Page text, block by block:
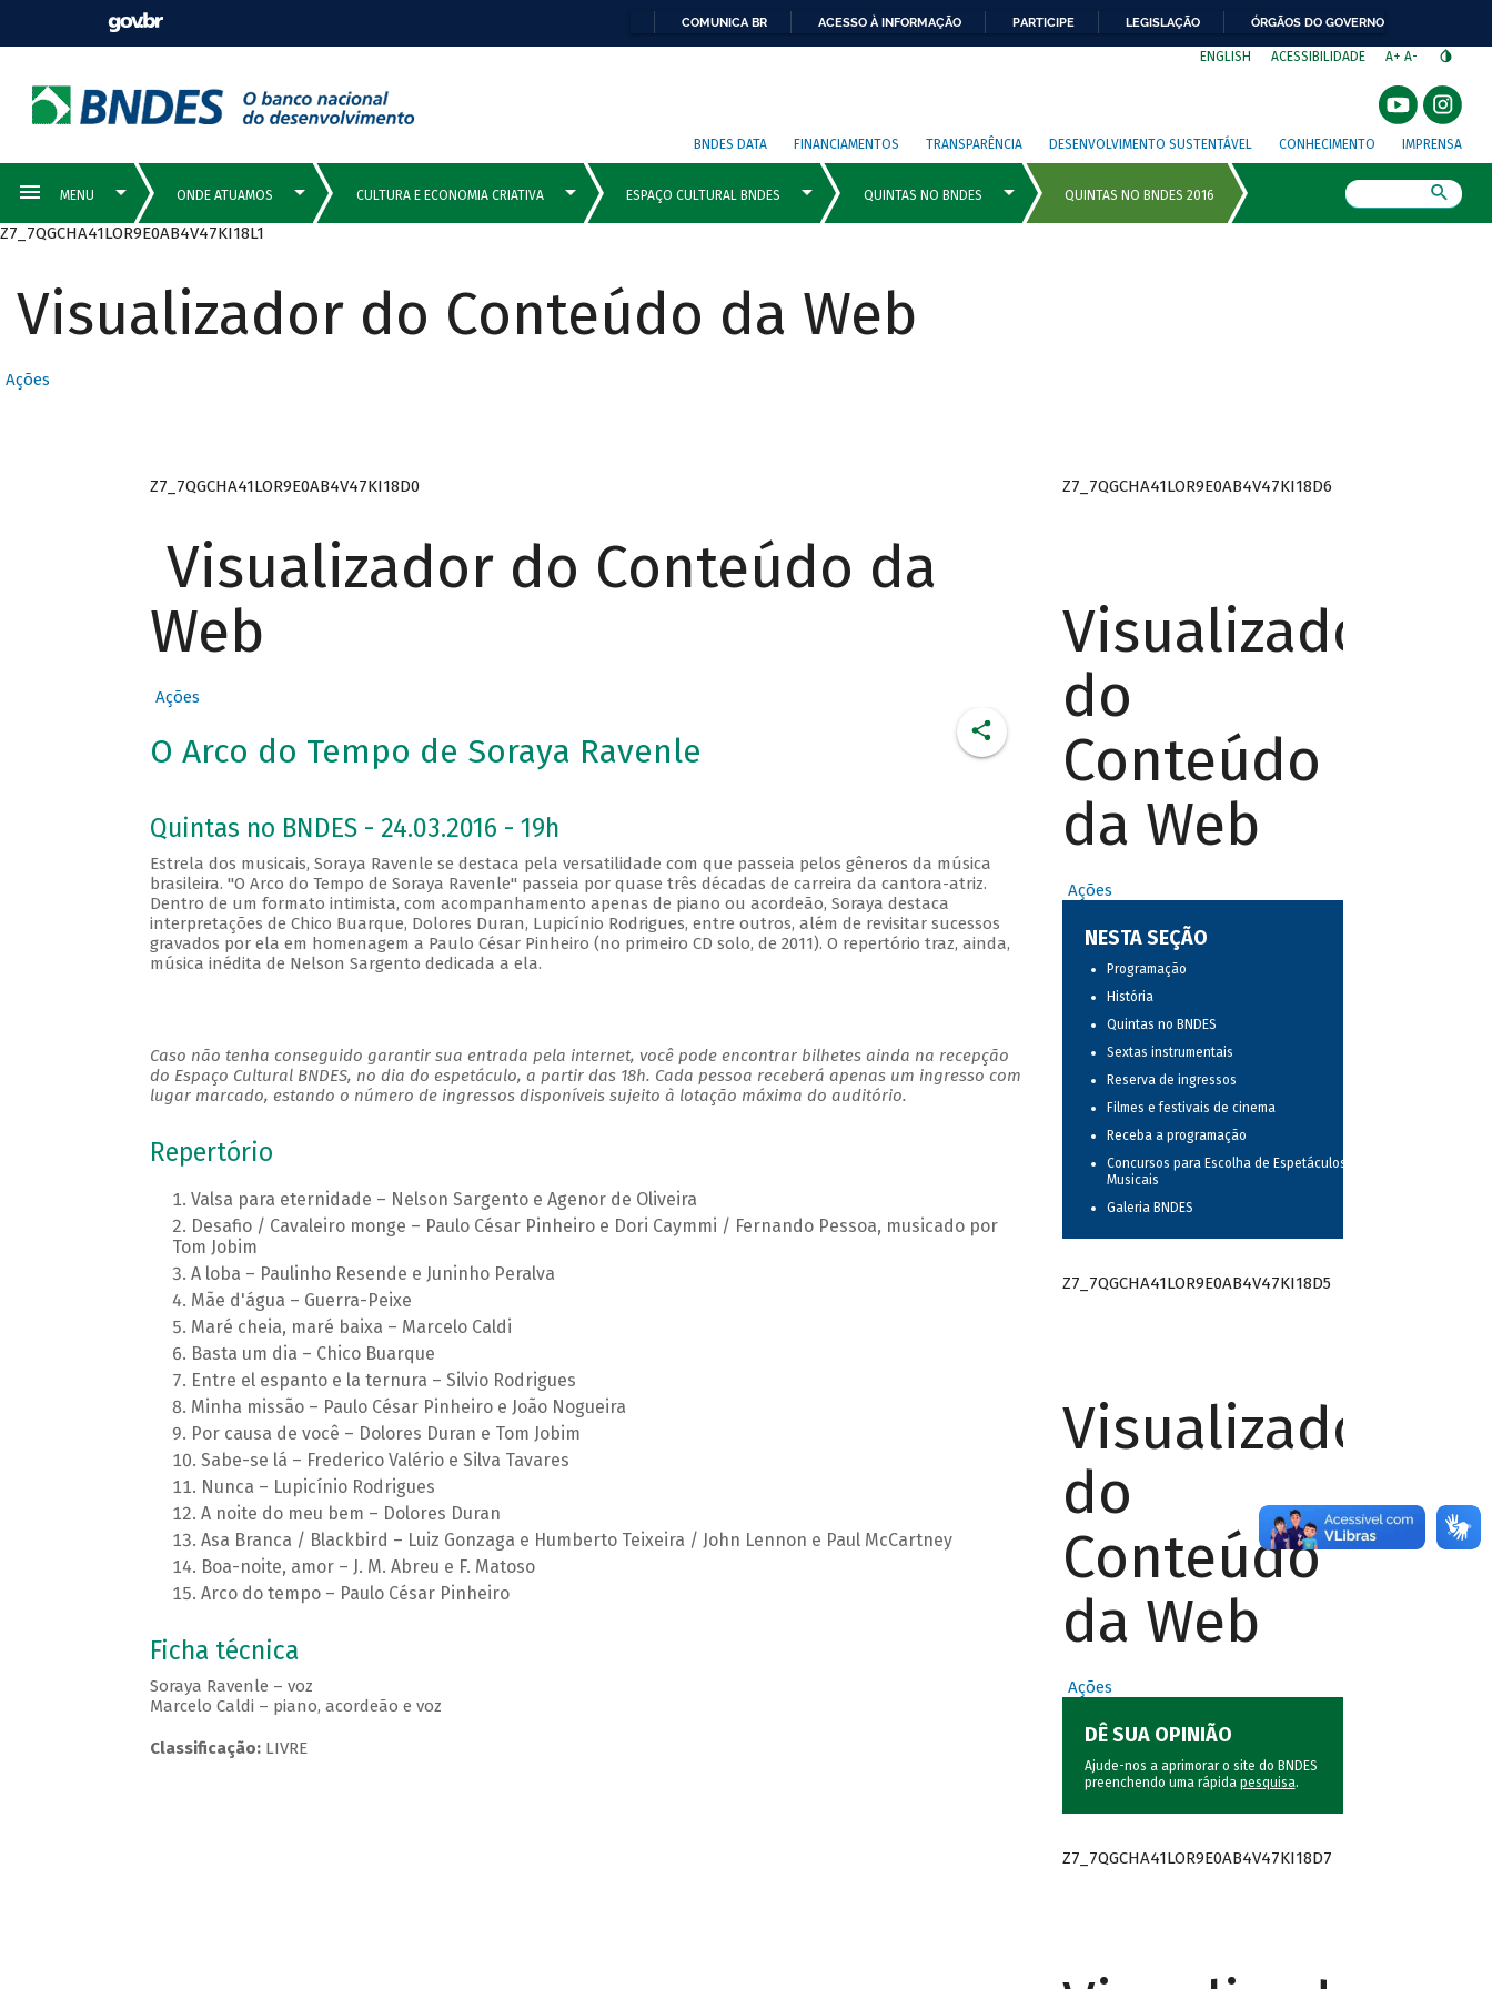
COMUNICA BR ACESSO À INFORMAÇÃO PARTICIPE LEGISLAÇÃO ÓRGÃOS DO GOVERNO
ENGLISH ACESSIBILIDADE A+ A-
BNDES DATA FINANCIAMENTOS TRANSPARÊNCIA DESENVOLVIMENTO SUSTENTÁVEL CONHECIMENTO IMPRENSA
Z7_7QGCHA41LOR9E0AB4V47KI18L1
Visualizador do Conteúdo da Web
Ações
Z7_7QGCHA41LOR9E0AB4V47KI18D0
Visualizador do Conteúdo da
Web
Ações
O Arco do Tempo de Soraya Ravenle
Quintas no BNDES - 24.03.2016 - 19h
Estrela dos musicais, Soraya Ravenle se destaca pela versatilidade com que passeia pelos gêneros da música
brasileira. "O Arco do Tempo de Soraya Ravenle" passeia por quase três décadas de carreira da cantora-atriz.
Dentro de um formato intimista, com acompanhamento apenas de piano ou acordeão, Soraya destaca
interpretações de Chico Buarque, Dolores Duran, Lupicínio Rodrigues, entre outros, além de revisitar sucessos
gravados por ela em homenagem a Paulo César Pinheiro (no primeiro CD solo, de 2011). O repertório traz, ainda,
música inédita de Nelson Sargento dedicada a ela.
Caso não tenha conseguido garantir sua entrada pela internet, você pode encontrar bilhetes ainda na recepção
do Espaço Cultural BNDES, no dia do espetáculo, a partir das 18h. Cada pessoa receberá apenas um ingresso com
lugar marcado, estando o número de ingressos disponíveis sujeito à lotação máxima do auditório.
Repertório
Valsa para eternidade – Nelson Sargento e Agenor de Oliveira
Desafio / Cavaleiro monge – Paulo César Pinheiro e Dori Caymmi / Fernando Pessoa, musicado por
Tom Jobim
A loba – Paulinho Resende e Juninho Peralva
Mãe d'água – Guerra-Peixe
Maré cheia, maré baixa – Marcelo Caldi
Basta um dia – Chico Buarque
Entre el espanto e la ternura – Silvio Rodrigues
Minha missão – Paulo César Pinheiro e João Nogueira
Por causa de você – Dolores Duran e Tom Jobim
Sabe-se lá – Frederico Valério e Silva Tavares
Nunca – Lupicínio Rodrigues
A noite do meu bem – Dolores Duran
Asa Branca / Blackbird – Luiz Gonzaga e Humberto Teixeira / John Lennon e Paul McCartney
Boa-noite, amor – J. M. Abreu e F. Matoso
Arco do tempo – Paulo César Pinheiro
Ficha técnica
Soraya Ravenle – voz
Marcelo Caldi – piano, acordeão e voz
Classificação: LIVRE
Z7_7QGCHA41LOR9E0AB4V47KI18D6
Visualizador
do
Conteúdo
da Web
Ações
NESTA SEÇÃO
Programação
História
Quintas no BNDES
Sextas instrumentais
Reserva de ingressos
Filmes e festivais de cinema
Receba a programação
Concursos para Escolha de Espetáculos
Musicais
Galeria BNDES
Z7_7QGCHA41LOR9E0AB4V47KI18D5
Visualizador
do
Conteúdo
da Web
Ações
DÊ SUA OPINIÃO
Ajude-nos a aprimorar o site do BNDES
preenchendo uma rápida pesquisa.
Z7_7QGCHA41LOR9E0AB4V47KI18D7